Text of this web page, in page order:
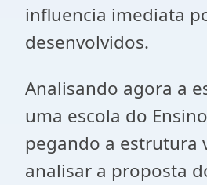
influencia imediata
desenvolvidos.
Analisando agora a
uma escola do
pegando a estrutura
analisar a proposta